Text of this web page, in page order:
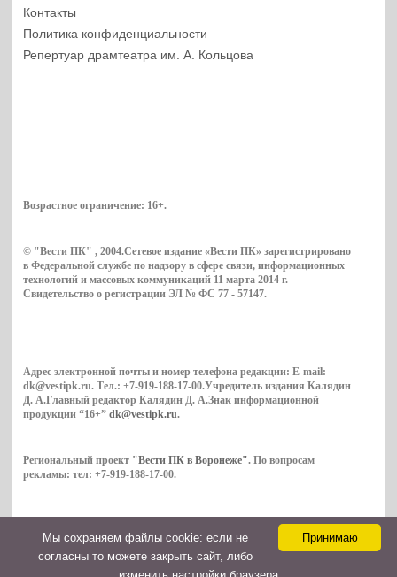
Контакты
Политика конфиденциальности
Репертуар драмтеатра им. А. Кольцова
Возрастное ограничение: 16+.
© "Вести ПК" , 2004.Сетевое издание «Вести ПК» зарегистрировано
в Федеральной службе по надзору в сфере связи, информационных
технологий и массовых коммуникаций 11 марта 2014 г.
Свидетельство о регистрации ЭЛ № ФС 77 - 57147.
Адрес электронной почты и номер телефона редакции: E-mail:
dk@vestipk.ru. Тел.: +7-919-188-17-00.Учредитель издания Калядин
Д. А.Главный редактор Калядин Д. А.Знак информационной
продукции “16+”dk@vestipk.ru.
Региональный проект "Вести ПК в Воронеже". По вопросам
рекламы: тел: +7-919-188-17-00.
Copyright © 2026. ВестиПК в Воронеже
Контакты
Принимаю
Мы cохраняем файлы cookie: если не
согласны то можете закрыть сайт, либо